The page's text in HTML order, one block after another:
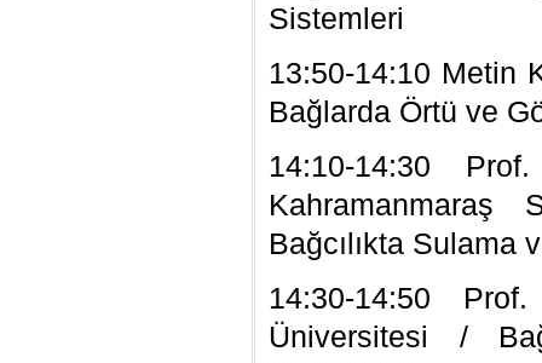
Sistemleri
13:50-14:10 Metin
Bağlarda Örtü ve
14:10-14:30
Bağcılıkta Sulama
14:30-14:50
Üniversitesi /